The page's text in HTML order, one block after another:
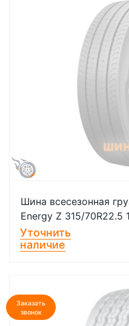
Заказать
звонок
Шина всесезонная
Energy Z 315/70R22.5
Уточнить
наличие